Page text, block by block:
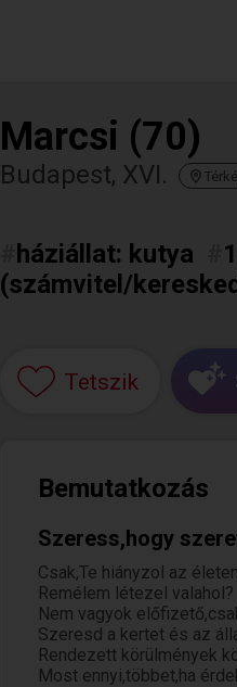
Marcsi (70)
Budapest, XVI.
háziállat: kutya
(számvitel/
Tetszik
Bemutatkozás
Szeress,hogy
Csak,Te hiányzol az
Remélem létezel valahol?
Nem vagyok
Szeresd a kertet és az
Rendezett körülmények
Most ennyi,többet,ha